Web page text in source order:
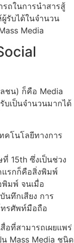
รถในการนำสารสู้
รับได้ในจำนวน
Media
ชน) ก็คือ Media
บเป็นจำนวนมากได้
คโนโลยีทางการ
15th ซึ่งเป็นช่วง
แรกก็คือสิ่งพิมพ์
พิมพ์ จนเมื่อ
ทึกเสียง การ
รศัพท์มือถือ
อที่สามารถเผยแพร่
Mass Media ชนิด